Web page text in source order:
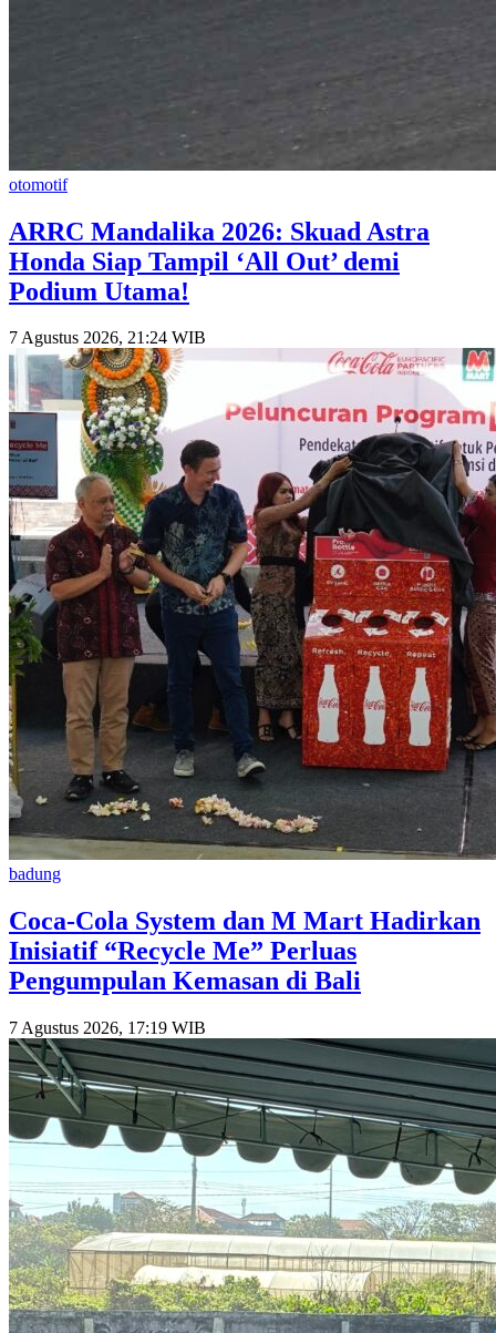
otomotif
​ARRC Mandalika 2026: Skuad Astra
Honda Siap Tampil ‘All Out’ demi
Podium Utama!
7 Agustus 2026, 21:24 WIB
badung
Coca-Cola System dan M Mart Hadirkan
Inisiatif “Recycle Me” Perluas
Pengumpulan Kemasan di Bali
7 Agustus 2026, 17:19 WIB